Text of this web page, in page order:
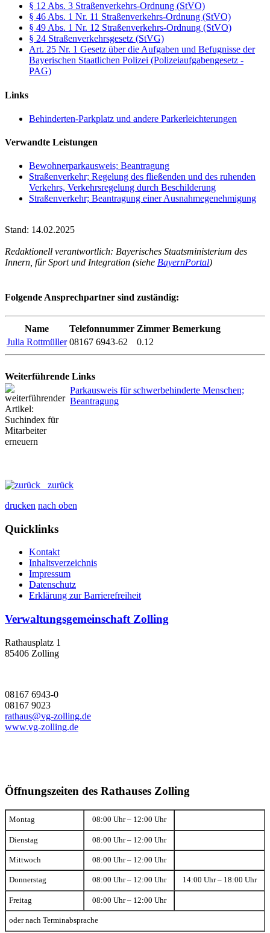
§ 12 Abs. 3 Straßenverkehrs-Ordnung (StVO)
§ 46 Abs. 1 Nr. 11 Straßenverkehrs-Ordnung (StVO)
§ 49 Abs. 1 Nr. 12 Straßenverkehrs-Ordnung (StVO)
§ 24 Straßenverkehrsgesetz (StVG)
Art. 25 Nr. 1 Gesetz über die Aufgaben und Befugnisse der
Bayerischen Staatlichen Polizei (Polizeiaufgabengesetz -
PAG)
Links
Behinderten-Parkplatz und andere Parkerleichterungen
Verwandte Leistungen
Bewohnerparkausweis; Beantragung
Straßenverkehr; Regelung des fließenden und des ruhenden
Verkehrs, Verkehrsregelung durch Beschilderung
Straßenverkehr; Beantragung einer Ausnahmegenehmigung
Stand: 14.02.2025
Redaktionell verantwortlich: Bayerisches Staatsministerium des
Innern, für Sport und Integration (siehe BayernPortal)
Folgende Ansprechpartner sind zuständig:
Name Telefonnummer Zimmer Bemerkung
Julia Rottmüller 08167 6943-62 0.12
Weiterführende Links
Parkausweis für schwerbehinderte Menschen;
Beantragung
zurück
drucken nach oben
Quicklinks
Kontakt
Inhaltsverzeichnis
Impressum
Datenschutz
Erklärung zur Barrierefreiheit
Verwaltungsgemeinschaft Zolling
Rathausplatz 1
85406 Zolling
08167 6943-0
08167 9023
rathaus@vg-zolling.de
www.vg-zolling.de
Öffnungszeiten des Rathauses Zolling
Montag 08:00 Uhr – 12:00 Uhr
Dienstag 08:00 Uhr – 12:00 Uhr
Mittwoch 08:00 Uhr – 12:00 Uhr
Donnerstag 08:00 Uhr – 12:00 Uhr 14:00 Uhr – 18:00 Uhr
Freitag 08:00 Uhr – 12:00 Uhr
oder nach Terminabsprache